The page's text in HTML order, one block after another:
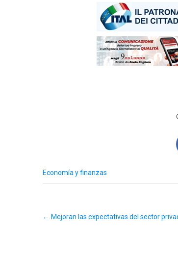
Economía y finanzas
navigation
← Mejoran las expectativas del sector